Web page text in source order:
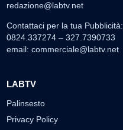
redazione@labtv.net
Contattaci per la tua Pubblicità:
0824.337274 – 327.7390733
email: commerciale@labtv.net
LABTV
Palinsesto
Privacy Policy